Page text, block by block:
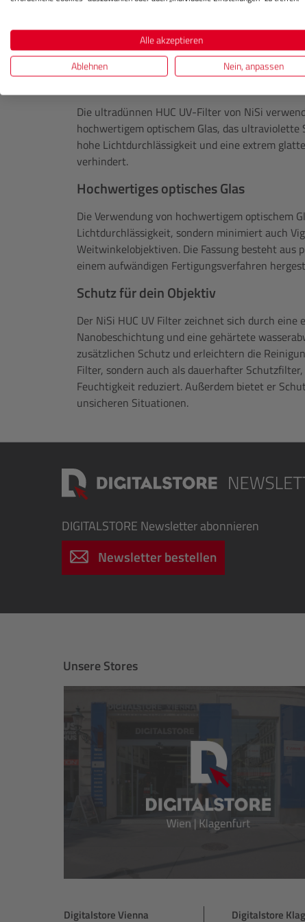
Beschreibung Technische Daten
Produktinformationen "NISI
Die ultradünnen HUC UV-Filter von NiSi
hochwertigem optischem Glas, das
hohe Lichtdurchlässigkeit und eine extrem
verhindert.
Hochwertiges optisches Glas
Die Verwendung von hochwertigem optischem
Lichtdurchlässigkeit, sondern minimiert auch
Weitwinkelobjektiven. Die Fassung besteht aus
einem aufwändigen Fertigungsverfahren
Schutz für dein Objektiv
Der NiSi HUC UV Filter zeichnet sich durch
Nanobeschichtung und eine gehärtete
zusätzlichen Schutz und erleichtern die
Filter, sondern auch als dauerhafter
Feuchtigkeit reduziert. Außerdem bietet er
unsicheren Situationen.
DIGITALSTORE Newsletter abonnieren
Newsletter bestellen
Unsere Stores
Digitalstore Vienna Digitalstore
Alle akzeptieren
Ablehnen
Nein, anpassen